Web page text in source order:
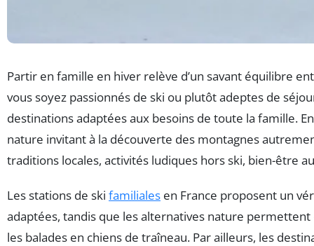
Partir en famille en hiver relève d’un savant équilibre
vous soyez passionnés de ski ou plutôt adeptes de
destinations adaptées aux besoins de toute la famille.
nature invitant à la découverte des montagnes
traditions locales, activités ludiques hors ski, bien-être
Les stations de ski familiales en France proposent un
adaptées, tandis que les alternatives nature
les balades en chiens de traîneau. Par ailleurs, les